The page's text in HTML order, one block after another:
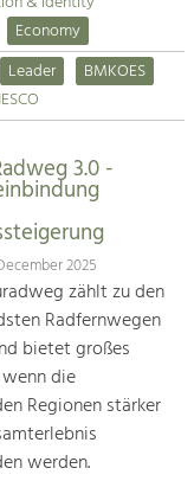
Economy
Leader
BMKOES
3.0 -
2025
zählt zu den
Radfernwegen
bietet großes
die
Regionen stärker
werden.